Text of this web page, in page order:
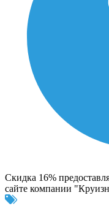
Скидка 16%
сайте компании